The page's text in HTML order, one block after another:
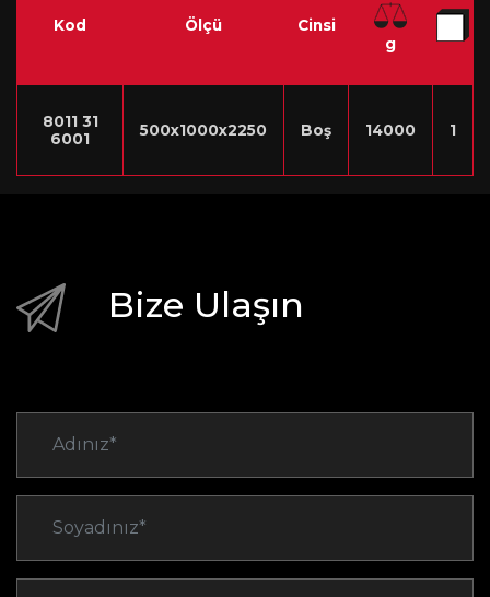
Kod Ölçü
Cinsi
g
8011 31
6001
500x1000x2250 Boş 14000 1
Bize Ulaşın